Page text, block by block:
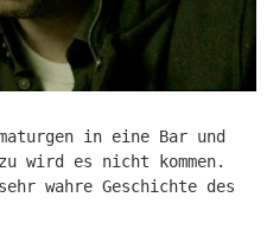
in eine Bar und
wird es nicht kommen.
wahre Geschichte des